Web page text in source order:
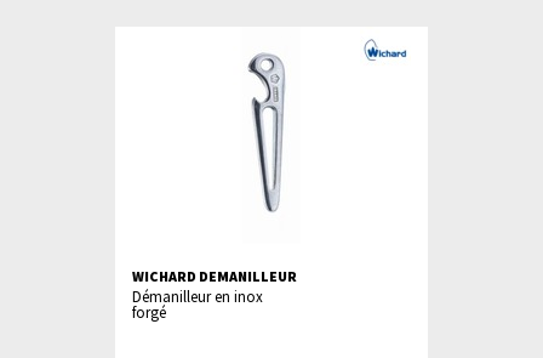
WICHARD DEMANILLEUR
Démanilleur en inox
forgé